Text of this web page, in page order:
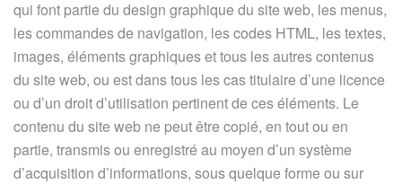
qui font partie du design graphique du site web, les menus,
les commandes de navigation, les codes HTML, les textes,
images, éléments graphiques et tous les autres contenus
du site web, ou est dans tous les cas titulaire d’une licence
ou d’un droit d’utilisation pertinent de ces éléments. Le
contenu du site web ne peut être copié, en tout ou en
partie, transmis ou enregistré au moyen d’un système
d’acquisition d’informations, sous quelque forme ou sur